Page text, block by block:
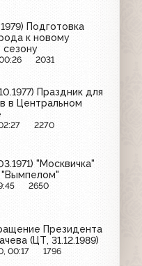
Подготовка
к новому
сезону
2031
Праздник для
в Центральном
2270
"Москвичка"
"Вымпелом"
2650
Президента
(ЦТ, 31.12.1989)
00:17 1796